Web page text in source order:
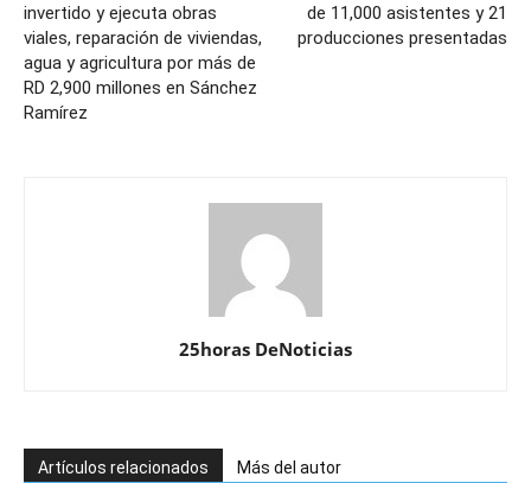
invertido y ejecuta obras
viales, reparación de viviendas,
agua y agricultura por más de
RD 2,900 millones en Sánchez
Ramírez
de 11,000 asistentes y 21
producciones presentadas
25horas DeNoticias
Artículos relacionados Más del autor